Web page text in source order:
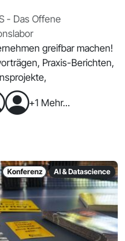
- Das Offene
greifbar machen!
Praxis-Berichten,
+1 Mehr...
Konferenz AI & Datascience